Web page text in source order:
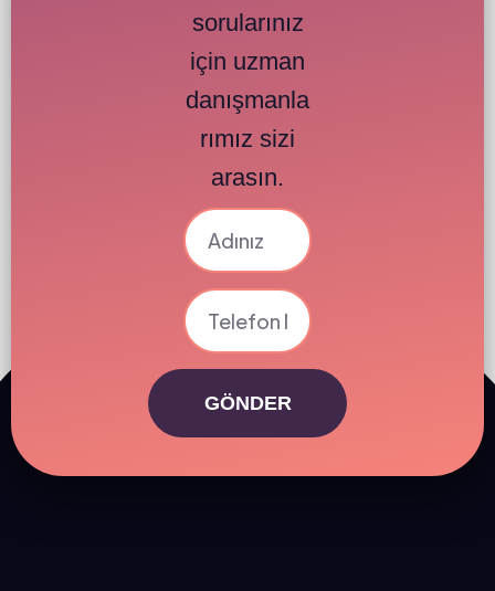
sorularınız
için uzman
danışmanla
rımız sizi
arasın.
GÖNDER